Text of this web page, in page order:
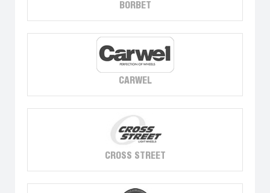
BORBET
CARWEL
CROSS STREET